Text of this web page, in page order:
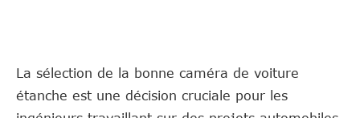
La sélection de la bonne caméra de voiture
étanche est une décision cruciale pour les